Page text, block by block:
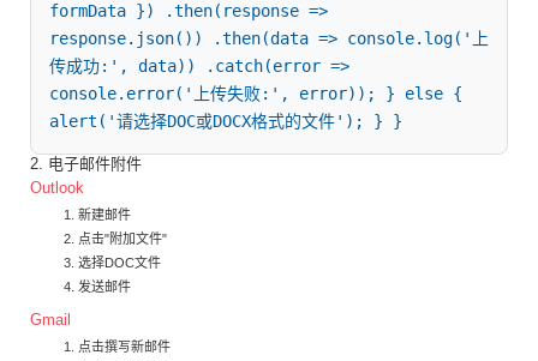
formData }) .then(response =>
response.json()) .then(data => console.log('上
传成功:', data)) .catch(error =>
console.error('上传失败:', error)); } else {
alert('请选择DOC或DOCX格式的文件'); } }
2. 电子邮件附件
Outlook
新建邮件
点击"附加文件"
选择DOC文件
发送邮件
Gmail
点击撰写新邮件